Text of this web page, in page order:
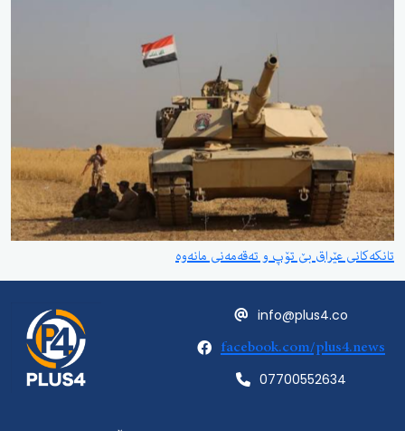
تانكەكانی عێراق بێ تۆپ و تەقەمەنی مانەوە
info@plus4.co
facebook.com/plus4.news
07700552634